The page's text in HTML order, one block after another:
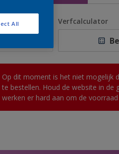
Verfcalculator
Op dit moment is het niet mogelijk
te bestellen. Houd de website in de
werken er hard aan om de
All